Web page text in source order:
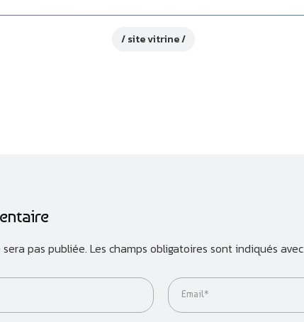
site vitrine
pas publiée. Les champs obligatoires sont indiqués avec
Email*